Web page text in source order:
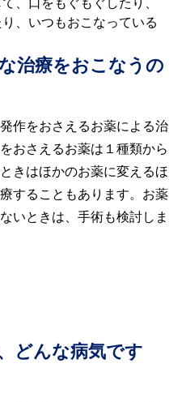
、いつもおこなっている
治療をおこなうの
作をおさえるお薬による治
おさえるお薬は１種類から
きはほかのお薬に変えるほ
することもあります。お薬
いときは、手術も検討しま
どんな病気です